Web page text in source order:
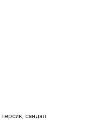
персик, сандал